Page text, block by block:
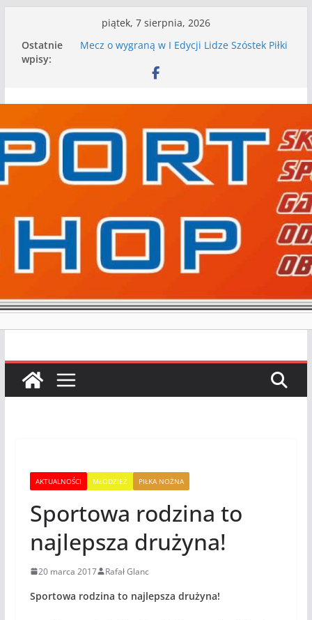
treści
piątek, 7 sierpnia, 2026
Ostatnie
wpisy:
granie przed nami
Mecz o wygraną w I Edycji Lidze Szóstek Piłki
do sezonu. Kolejne gry kontrolne przed nimi
zespołów za nami
WKS wygrywa pierwszą edycję Ligi Szóstek w
Gwdzie Wielkiej
AKTUALNOŚCI MŁODZIEŻ PIŁKA NOŻNA
Sportowa rodzina to
najlepsza drużyna!
20 marca 2017 Rafał Glanc
Sportowa rodzina to najlepsza drużyna!